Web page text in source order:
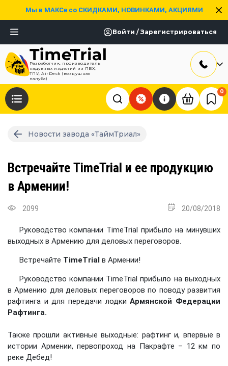
Мы в МАКСе со СКИДКАМИ, НОВИНКАМИ, АКЦИЯМИ
Войти / Зарегистрироваться
Разработчик, производитель
надувных изделий из ПВХ,
ТПУ, AirDeck (воздушная
палуба)
0
Новости завода «ТаймТриал»
Встречайте TimeTrial и ее продукцию
в Армении!
2099 20/08/2018
Руководство компании TimeTrial прибыло на минувших
выходных в Армению для деловых переговоров.
Встречайте TimeTrialв Армении!
Руководство компании TimeTrial прибыло на выходных
в Армению для деловых переговоров по поводу развития
рафтинга и для передачи лодкиАрмянской Федерации
Рафтинга.
Также прошли активные выходные: рафтинг и, впервые в
истории Армении, первопроход на Пакрафте – 12 км по
реке Дебед!